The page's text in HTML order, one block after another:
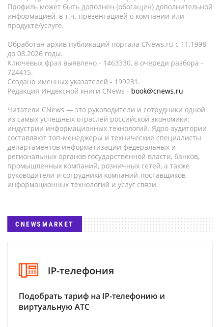
Профиль может быть дополнен (обогащен) дополнительной
информацией, в т.ч. презентацией о компании или
продукте/услуге.
Обработан архив публикаций портала CNews.ru c 11.1998
до 08.2026 годы.
Ключевых фраз выявлено - 1463330, в очереди разбора -
724415.
Создано именных указателей - 199231.
Редакция Индексной книги CNews - book@cnews.ru
Читатели CNews — это руководители и сотрудники одной
из самых успешных отраслей российской экономики:
индустрии информационных технологий. Ядро аудитории
составляют топ-менеджеры и технические специалисты
департаментов информатизации федеральных и
региональных органов государственной власти, банков,
промышленных компаний, розничных сетей, а также
руководители и сотрудники компаний-поставщиков
информационных технологий и услуг связи.
CNEWSMARKET
IP-телефония
Подобрать тариф на IP-телефонию и
виртуальную АТС